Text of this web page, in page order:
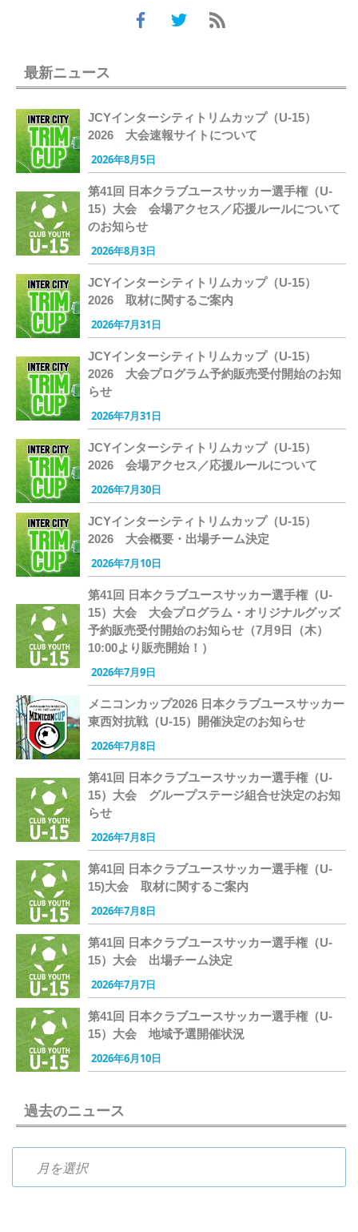
最新ニュース
JCYインターシティトリムカップ（U-15）
2026 大会速報サイトについて
2026年8月5日
第41回 日本クラブユースサッカー選手権（U-
15）大会 会場アクセス／応援ルールについて
のお知らせ
2026年8月3日
JCYインターシティトリムカップ（U-15）
2026 取材に関するご案内
2026年7月31日
JCYインターシティトリムカップ（U-15）
2026 大会プログラム予約販売受付開始のお知
らせ
2026年7月31日
JCYインターシティトリムカップ（U-15）
2026 会場アクセス／応援ルールについて
2026年7月30日
JCYインターシティトリムカップ（U-15）
2026 大会概要・出場チーム決定
2026年7月10日
第41回 日本クラブユースサッカー選手権（U-
15）大会 大会プログラム・オリジナルグッズ
予約販売受付開始のお知らせ（7月9日（木）
10:00より販売開始！）
2026年7月9日
メニコンカップ2026 日本クラブユースサッカー
東西対抗戦（U-15）開催決定のお知らせ
2026年7月8日
第41回 日本クラブユースサッカー選手権（U-
15）大会 グループステージ組合せ決定のお知
らせ
2026年7月8日
第41回 日本クラブユースサッカー選手権（U-
15)大会 取材に関するご案内
2026年7月8日
第41回 日本クラブユースサッカー選手権（U-
15）大会 出場チーム決定
2026年7月7日
第41回 日本クラブユースサッカー選手権（U-
15）大会 地域予選開催状況
2026年6月10日
過去のニュース